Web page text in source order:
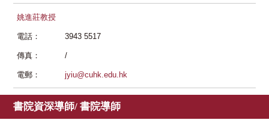
姚進莊教授
電話： 3943 5517
傳真： /
電郵： jyiu@cuhk.edu.hk
書院資深導師/ 書院導師